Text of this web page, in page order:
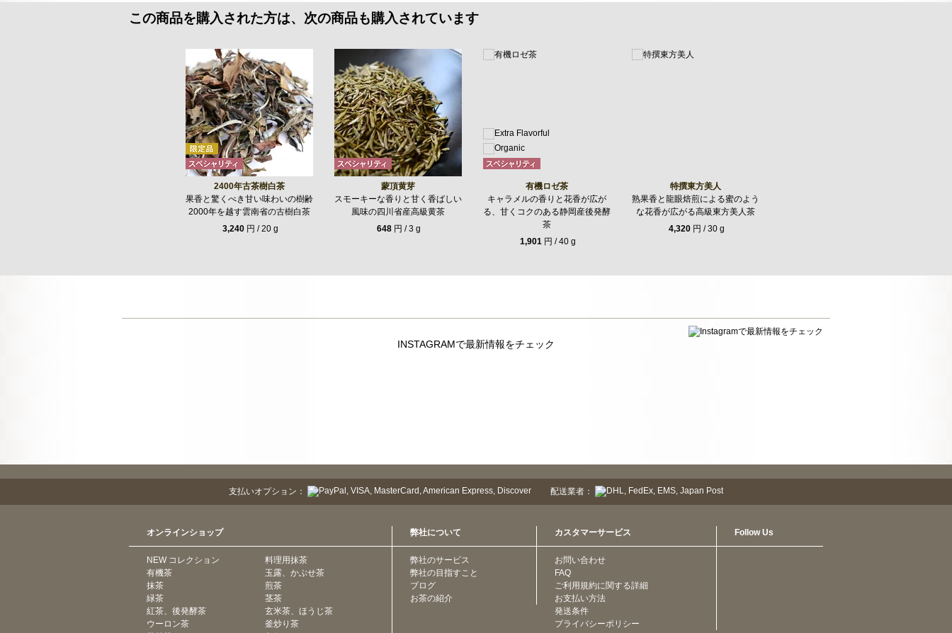
この商品を購入された方は、次の商品も購入されています
2400年古茶樹白茶
果香と驚くべき甘い味わいの樹齢
2000年を越す雲南省の古樹白茶
3,240円 / 20 g
蒙頂黄芽
スモーキーな香りと甘く香ばしい
風味の四川省産高級黄茶
648 円 / 3 g
有機ロゼ茶
キャラメルの香りと花香が広が
る、甘くコクのある静岡産後発酵
茶
1,901円 / 40 g
特撰東方美人
熟果香と龍眼焙煎による蜜のよう
な花香が広がる高級東方美人茶
4,320円 / 30 g
INSTAGRAMで最新情報をチェック
支払いオプション： 配送業者：
オンラインショップ
NEW コレクション
有機茶
抹茶
緑茶
紅茶、後発酵茶
ウーロン茶
料理用抹茶
玉露、かぶせ茶
煎茶
茎茶
玄米茶、ほうじ茶
釜炒り茶
弊社について
弊社のサービス
弊社の目指すこと
ブログ
お茶の紹介
カスタマーサービス
お問い合わせ
FAQ
ご利用規約に関する詳細
お支払い方法
発送条件
プライバシーポリシー
Follow Us